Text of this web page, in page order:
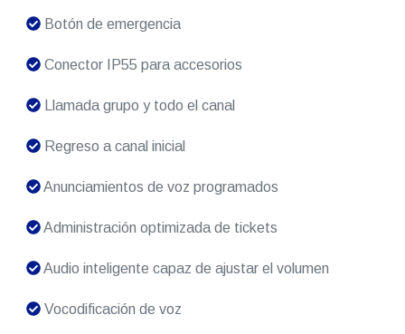
Botón de emergencia
Conector IP55 para accesorios
Llamada grupo y todo el canal
Regreso a canal inicial
Anunciamientos de voz programados
Administración optimizada de tickets
Audio inteligente capaz de ajustar el volumen
Vocodificación de voz